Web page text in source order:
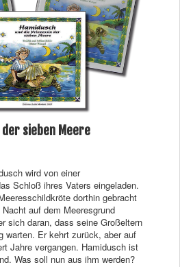
sieben Meere
wird von einer
Schloß ihres Vaters eingeladen.
dorthin gebracht
auf dem Meeresgrund
sich daran, dass seine Großeltern
warten. Er kehrt zurück, aber auf
Jahre vergangen. Hamidusch ist
Was soll nun aus ihm werden?